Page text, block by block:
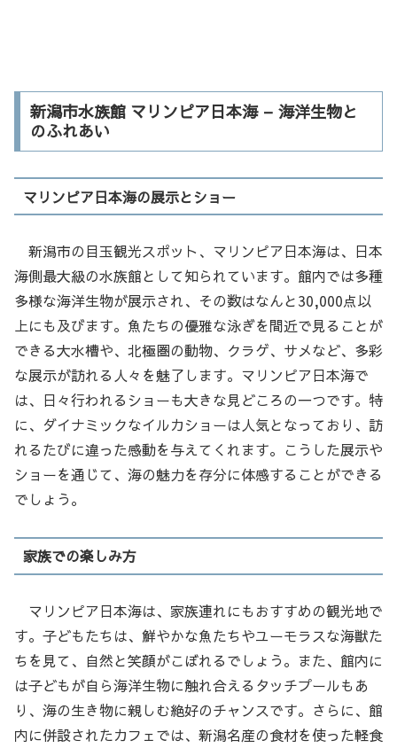
新潟市水族館 マリンピア日本海 – 海洋生物と
のふれあい
マリンピア日本海の展示とショー
新潟市の目玉観光スポット、マリンピア日本海は、日本
海側最大級の水族館として知られています。館内では多種
多様な海洋生物が展示され、その数はなんと30,000点以
上にも及びます。魚たちの優雅な泳ぎを間近で見ることが
できる大水槽や、北極圏の動物、クラゲ、サメなど、多彩
な展示が訪れる人々を魅了します。マリンピア日本海で
は、日々行われるショーも大きな見どころの一つです。特
に、ダイナミックなイルカショーは人気となっており、訪
れるたびに違った感動を与えてくれます。こうした展示や
ショーを通じて、海の魅力を存分に体感することができる
でしょう。
家族での楽しみ方
マリンピア日本海は、家族連れにもおすすめの観光地で
す。子どもたちは、鮮やかな魚たちやユーモラスな海獣た
ちを見て、自然と笑顔がこぼれるでしょう。また、館内に
は子どもが自ら海洋生物に触れ合えるタッチプールもあ
り、海の生き物に親しむ絶好のチャンスです。さらに、館
内に併設されたカフェでは、新潟名産の食材を使った軽食